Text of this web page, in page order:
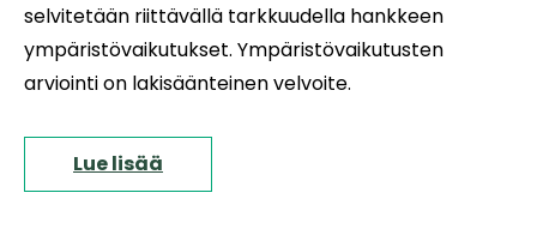
selvitetään riittävällä tarkkuudella hankkeen
ympäristövaikutukset. Ympäristövaikutusten
arviointi on lakisäänteinen velvoite.
Lue lisää